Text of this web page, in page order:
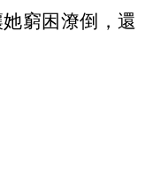
窮困潦倒，還